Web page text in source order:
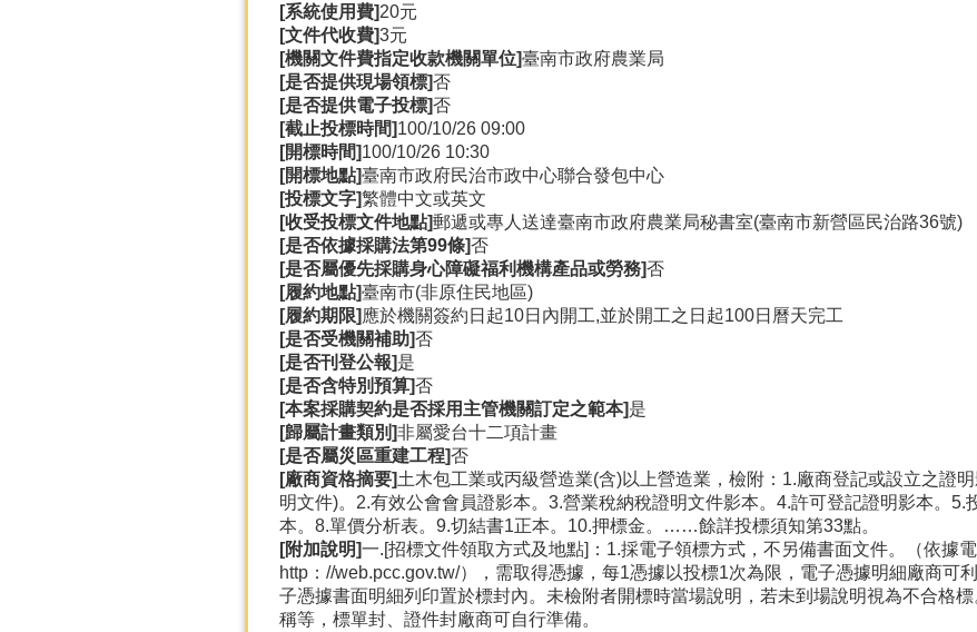
[系統使用費]20元
[文件代收費]3元
[機關文件費指定收款機關單位]臺南市政府農業局
[是否提供現場領標]否
[是否提供電子投標]否
[截止投標時間]100/10/26 09:00
[開標時間]100/10/26 10:30
[開標地點]臺南市政府民治市政中心聯合發包中心
[投標文字]繁體中文或英文
[收受投標文件地點]郵遞或專人送達臺南市政府農業局秘書室(臺南市新營區民治路36號)
[是否依據採購法第99條]否
[是否屬優先採購身心障礙福利機構產品或勞務]否
[履約地點]臺南市(非原住民地區)
[履約期限] 應於機關簽約日起10日內開工,並於開工之日起100日曆天完工
[是否受機關補助]否
[是否刊登公報]是
[是否含特別預算]否
[本案採購契約是否採用主管機關訂定之範本]是
[歸屬計畫類別]非屬愛台十二項計畫
[是否屬災區重建工程]否
[廠商資格摘要]土木包工業或丙級營造業(含)以上營造業，檢附：1.廠商登記或設立之證
明文件)。2.有效公會會員證影本。3.營業稅納稅證明文件影本。4.許可登記證明影本。
本。8.單價分析表。9.切結書1正本。10.押標金。……餘詳投標須知第33點。
[附加說明]一.[招標文件領取方式及地點]：1.採電子領標方式，不另備書面文件。（依據
http：//web.pcc.gov.tw/），需取得憑據，每1憑據以投標1次為限，電子憑據明細廠商
子憑據書面明細列印置於標封內。未檢附者開標時當場說明，若未到場說明視為不合格
稱等，標單封、證件封廠商可自行準備。